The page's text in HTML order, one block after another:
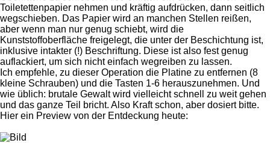
Toiletettenpapier nehmen und kräftig aufdrücken, dann seitlich
wegschieben. Das Papier wird an manchen Stellen reißen,
aber wenn man nur genug schiebt, wird die
Kunststoffoberfläche freigelegt, die unter der Beschichtung ist,
inklusive intakter (!) Beschriftung. Diese ist also fest genug
auflackiert, um sich nicht einfach wegreiben zu lassen.
Ich empfehle, zu dieser Operation die Platine zu entfernen (8
kleine Schrauben) und die Tasten 1-6 herauszunehmen. Und
wie üblich: brutale Gewalt wird vielleicht schnell zu weit gehen
und das ganze Teil bricht. Also Kraft schon, aber dosiert bitte.
Hier ein Preview von der Entdeckung heute: